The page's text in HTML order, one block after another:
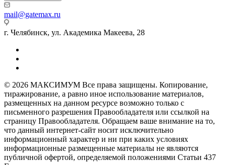
mail@gatemax.ru
г. Челябинск, ул. Академика Макеева, 28
© 2026 МАКСИМУМ Все права защищены. Копирование,
тиражирование, а равно иное использование материалов,
размещенных на данном ресурсе возможно только с
письменного разрешения Правообладателя или ссылкой на
страницу Правообладателя. Обращаем ваше внимание на то,
что данный интернет-сайт носит исключительно
информационный характер и ни при каких условиях
информационные размещенные материалы не являются
публичной офертой, определяемой положениями Статьи 437